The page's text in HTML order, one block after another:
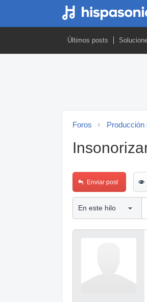
Últimos posts
Foros Producción
Enviar post